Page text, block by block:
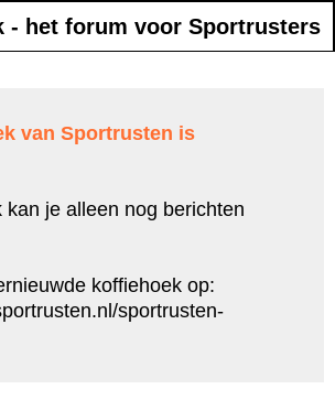
- het forum voor Sportrusters
van Sportrusten is
kan je alleen nog berichten
koffiehoek op:
sportrusten-